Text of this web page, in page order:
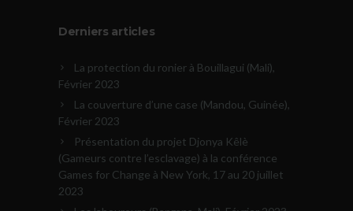
Derniers articles
La protection du ronier à Bouillagui (Mali),
Février 2023
La couverture d’une case (Mandou, Guinée),
Février 2023
Présentation du projet Djonya Kêlè
(Gameurs contre l’esclavage) à la conférence
Games for Change à New York, 17 au 20 juillet
2023